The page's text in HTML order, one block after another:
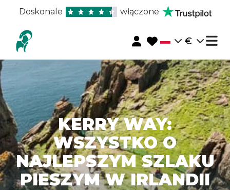
Doskonale włączone
€
KERRY WAY:
WSZYSTKO O
NAJLEPSZYM SZLAKU
PIESZYM W IRLANDII